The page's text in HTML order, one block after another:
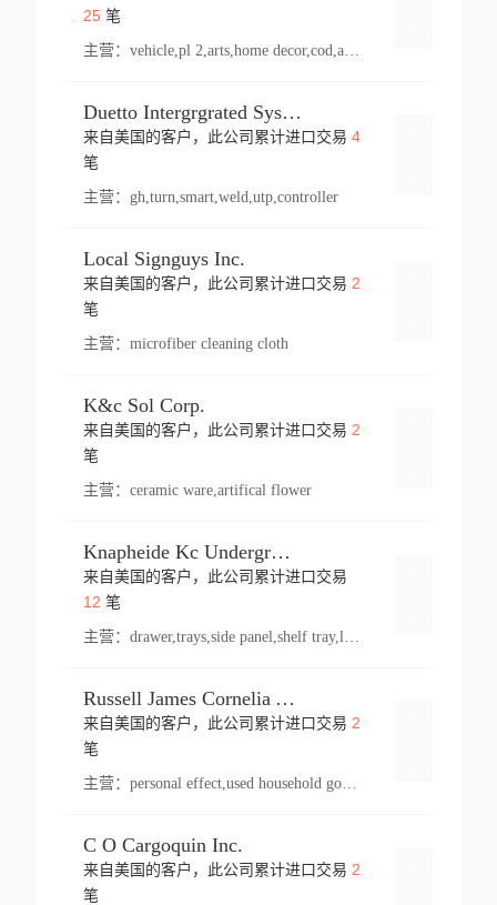
25笔
主营： vehicle,pl 2,arts,home decor,cod,amusement ride,sea
Duetto Intergrgrated Systems Inc.
来自美国的客户，此公司累计进口交易 4
笔
主营： gh,turn,smart,weld,utp,controller
Local Signguys Inc.
来自美国的客户，此公司累计进口交易 2
笔
主营： microfiber cleaning cloth
K&c Sol Corp.
来自美国的客户，此公司累计进口交易 2
笔
主营： ceramic ware,artifical flower
Knapheide Kc Underground
来自美国的客户，此公司累计进口交易
12 笔
主营：
Russell James Cornelia Arlington Va
来自美国的客户，此公司累计进口交易 2
笔
主营： personal effect,used household goods
C O Cargoquin Inc.
来自美国的客户，此公司累计进口交易 2
笔